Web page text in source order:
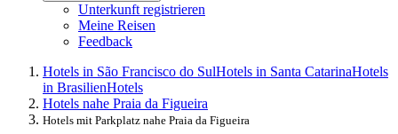
Unterkunft registrieren
Meine Reisen
Feedback
Hotels in São Francisco do SulHotels in Santa CatarinaHotels
in BrasilienHotels
Hotels nahe Praia da Figueira
Hotels mit Parkplatz nahe Praia da Figueira